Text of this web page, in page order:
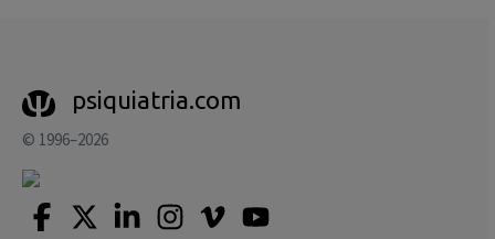
psiquiatria.com
© 1996–2026